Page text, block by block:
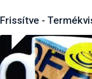
Frissítve -